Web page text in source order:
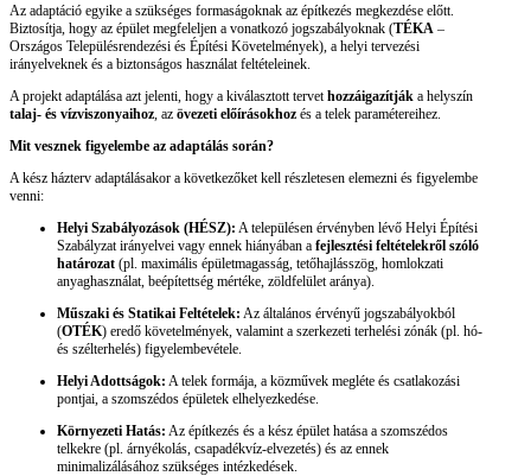
Az adaptáció egyike a szükséges formaságoknak az építkezés megkezdése előtt.
Biztosítja, hogy az épület megfeleljen a vonatkozó jogszabályoknak (TÉKA –
Országos Településrendezési és Építési Követelmények), a helyi tervezési
irányelveknek és a biztonságos használat feltételeinek.
A projekt adaptálása azt jelenti, hogy a kiválasztott tervet hozzáigazítják a helyszín
talaj- és vízviszonyaihoz , az övezeti előírásokhoz és a telek paramétereihez.
Mit vesznek figyelembe az adaptálás során?
A kész házterv adaptálásakor a következőket kell részletesen elemezni és figyelembe
venni:
Helyi Szabályozások (HÉSZ): A településen érvényben lévő Helyi Építési
Szabályzat irányelvei vagy ennek hiányában a fejlesztési feltételekről szóló
határozat (pl. maximális épületmagasság, tetőhajlásszög, homlokzati
anyaghasználat, beépítettség mértéke, zöldfelület aránya).
Műszaki és Statikai Feltételek: Az általános érvényű jogszabályokból
(OTÉK) eredő követelmények, valamint a szerkezeti terhelési zónák (pl. hó-
és szélterhelés) figyelembevétele.
Helyi Adottságok: A telek formája, a közművek megléte és csatlakozási
pontjai, a szomszédos épületek elhelyezkedése.
Környezeti Hatás: Az építkezés és a kész épület hatása a szomszédos
telkekre (pl. árnyékolás, csapadékvíz-elvezetés) és az ennek
minimalizálásához szükséges intézkedések.